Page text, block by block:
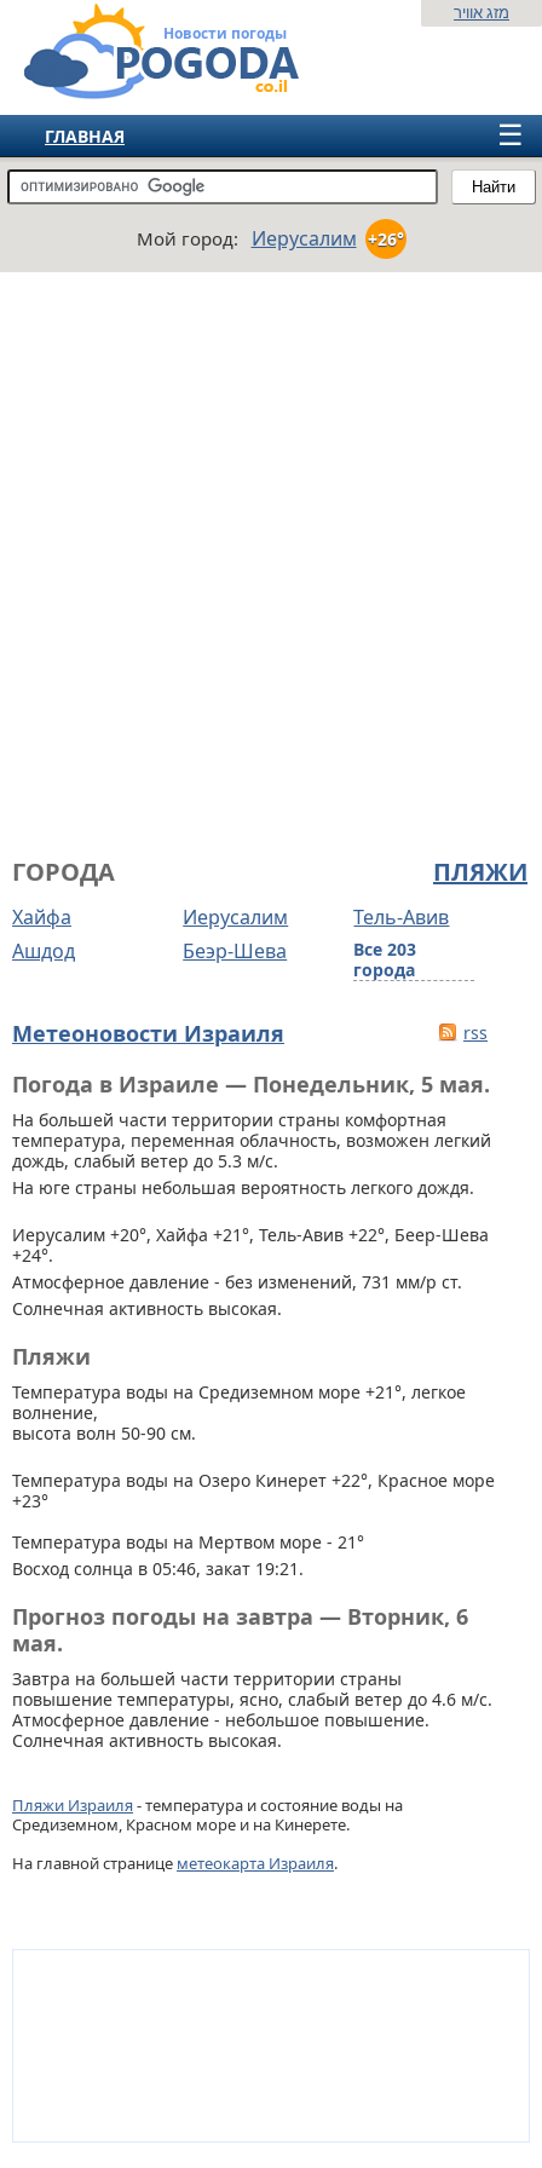
Новости погоды
Найти
מזג אוויר
☰
ГЛАВНАЯ
ИЗРАИЛЬ
ЕВРОПА
Мой город: Иерусалим +26°
ПЛЯЖИ
ГОРОДА
Хайфа Иерусалим
Тель-Авив
Ашдод
Беэр-Шева
Все 203
города
Метеоновости Израиля rss
Погода в Израиле — Понедельник, 5 мая.
На большей части территории страны комфортная
температура, переменная облачность, возможен легкий
дождь, слабый ветер до 5.3 м/с.
На юге страны небольшая вероятность легкого дождя.
Иерусалим +20°, Хайфа +21°, Тель-Авив +22°, Беер-Шева
+24°.
Атмосферное давление - без изменений, 731 мм/р ст.
Солнечная активность высокая.
Пляжи
Температура воды на Средиземном море +21°, легкое
волнение,
высота волн 50-90 см.
Температура воды на Озеро Кинерет +22°, Красное море
+23°
Температура воды на Мертвом море - 21°
Восход солнца в 05:46, закат 19:21.
Прогноз погоды на завтра — Вторник, 6
мая.
Завтра на большей части территории страны
повышение температуры, ясно, слабый ветер до 4.6 м/с.
Атмосферное давление - небольшое повышение.
Солнечная активность высокая.
Пляжи Израиля- температура и состояние воды на
Средиземном, Красном море и на Кинерете.
На главной странице метеокарта Израиля.